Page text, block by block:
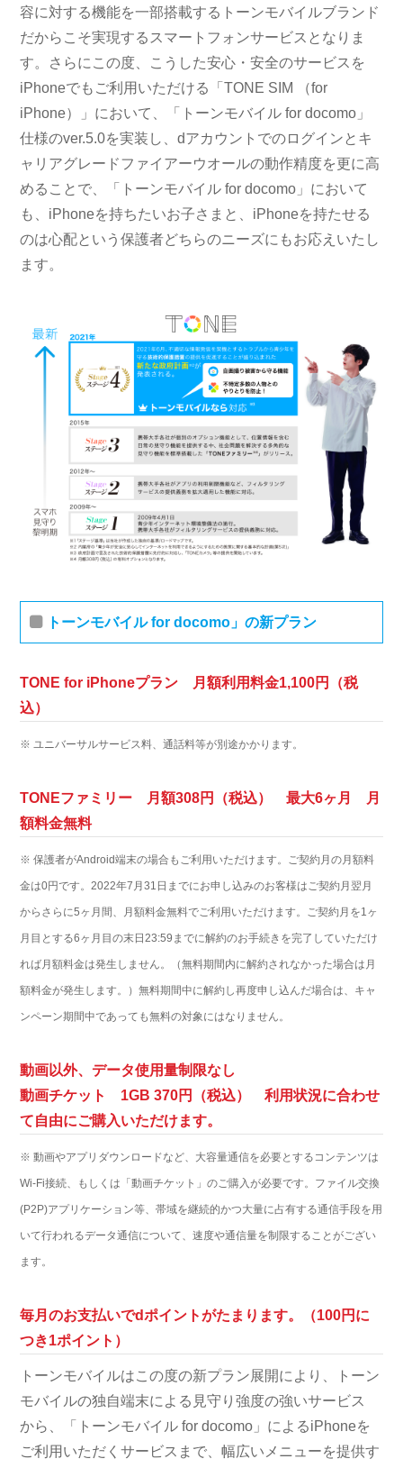
容に対する機能を一部搭載するトーンモバイルブランド
だからこそ実現するスマートフォンサービスとなりま
す。さらにこの度、こうした安心・安全のサービスを
iPhoneでもご利用いただける「TONE SIM （for
iPhone）」において、「トーンモバイル for docomo」
仕様のver.5.0を実装し、dアカウントでのログインとキ
ャリアグレードファイアーウオールの動作精度を更に高
めることで、「トーンモバイル for docomo」において
も、iPhoneを持ちたいお子さまと、iPhoneを持たせる
のは心配という保護者どちらのニーズにもお応えいたし
ます。
トーンモバイル for docomo」の新プラン
TONE for iPhoneプラン 月額利用料金1,100円（税
込）
※ ユニバーサルサービス料、通話料等が別途かかります。
TONEファミリー 月額308円（税込） 最大6ヶ月 月
額料金無料
※ 保護者がAndroid端末の場合もご利用いただけます。ご契約月の月額料
金は0円です。2022年7月31日までにお申し込みのお客様はご契約月翌月
からさらに5ヶ月間、月額料金無料でご利用いただけます。ご契約月を1ヶ
月目とする6ヶ月目の末日23:59までに解約のお手続きを完了していただけ
れば月額料金は発生しません。（無料期間内に解約されなかった場合は月
額料金が発生します。）無料期間中に解約し再度申し込んだ場合は、キャ
ンペーン期間中であっても無料の対象にはなりません。
動画以外、データ使用量制限なし
動画チケット 1GB 370円（税込） 利用状況に合わせ
て自由にご購入いただけます。
※ 動画やアプリダウンロードなど、大容量通信を必要とするコンテンツは
Wi-Fi接続、もしくは「動画チケット」のご購入が必要です。ファイル交換
(P2P)アプリケーション等、帯域を継続的かつ大量に占有する通信手段を用
いて行われるデータ通信について、速度や通信量を制限することがござい
ます。
毎月のお支払いでdポイントがたまります。（100円に
つき1ポイント）
トーンモバイルはこの度の新プラン展開により、トーン
モバイルの独自端末による見守り強度の強いサービス
から、「トーンモバイル for docomo」によるiPhoneを
ご利用いただくサービスまで、幅広いメニューを提供す